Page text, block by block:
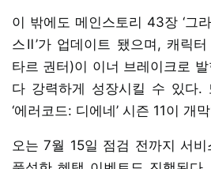
이 밖에도 메인스토리 43장 ‘그
스Ⅱ’가 업데이트 됐으며, 캐릭
타르 권터)이 이너 브레이크로
다 강력하게 성장시킬 수 있다.
‘에러코드: 디에네’ 시즌 11이 개
오는 7월 15일 점검 전까지 서